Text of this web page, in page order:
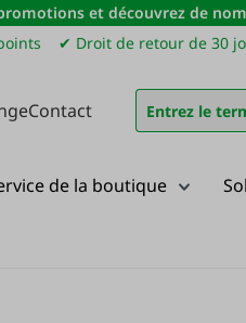
et découvrez de
✔ Droit de retour de 30
Contact
de la boutique